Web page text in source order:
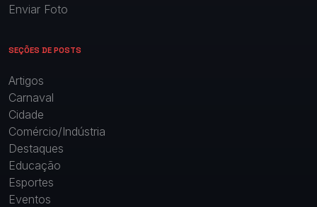
Enviar Foto
SEÇÕES DE POSTS
Artigos
Carnaval
Cidade
Comércio/Indústria
Destaques
Educação
Esportes
Eventos